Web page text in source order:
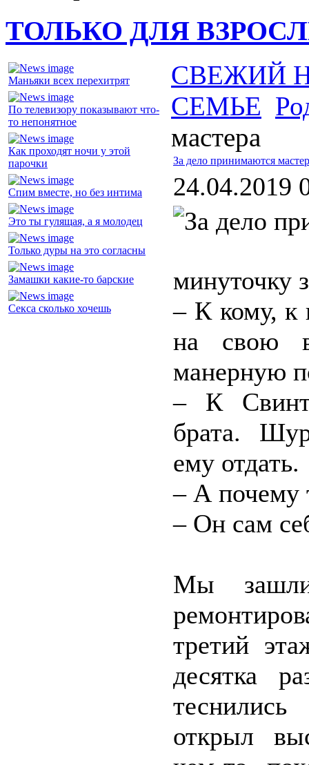
ТОЛЬКО ДЛЯ
Маньяки всех перехитрят
По телевизору показывают что-
то непонятное
Как проходят ночи у этой
парочки
Спим вместе, но без интима
Это ты гулящая, а я молодец
Только дуры на это согласны
Замашки какие-то барские
Секса сколько хочешь
СВЕЖИЙ
СЕМЬЕ
мастера
За дело принимаются
24.04.2019
минуточку
– К кому, к
на свою
манерную
– К
брата.
ему отдать.
– А почему
– Он сам
Мы
третий
десятка
открыл